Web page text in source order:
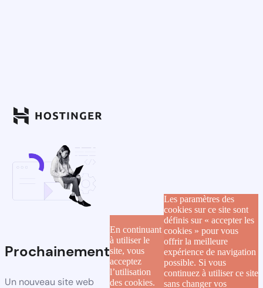
Prochainement
Un nouveau site web
En continuant
à utiliser le
site, vous
acceptez
l’utilisation
des cookies.
Les paramètres des
cookies sur ce site sont
définis sur « accepter les
cookies » pour vous
offrir la meilleure
expérience de navigation
possible. Si vous
continuez à utiliser ce site
sans changer vos